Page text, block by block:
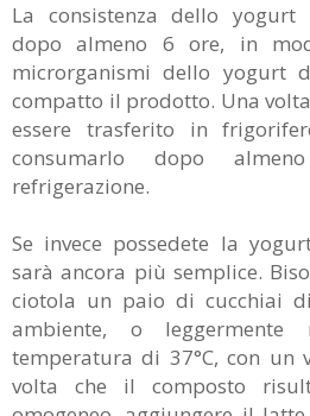
La consistenza dello yogurt
dopo almeno 6 ore, in
microrganismi dello yogurt
compatto il prodotto. Una
essere trasferito in
consumarlo dopo
refrigerazione.
Se invece possedete la
sarà ancora più semplice.
ciotola un paio di cucchiai
ambiente, o
temperatura di 37°C, con un
volta che il composto